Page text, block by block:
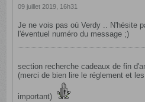
09 juillet 2019, 16h31
Je ne vois pas où Verdy .. N'hésite
l'éventuel numéro du message ;)
section recherche cadeaux de fin
(merci de bien lire le réglement et
important)